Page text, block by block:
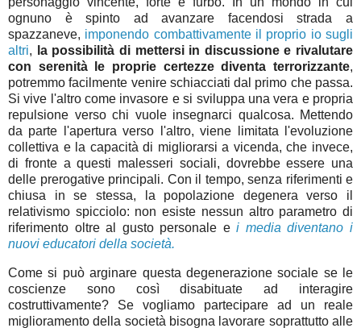
ognuno è spinto ad avanzare facendosi strada a
spazzaneve, imponendo combattivamente il proprio io sugli
altri,
la possibilità di mettersi in discussione e rivalutare
con serenità le proprie certezze diventa terrorizzante,
potremmo facilmente venire schiacciati dal primo che passa.
Si vive l'altro come invasore e si sviluppa una vera e propria
repulsione verso chi vuole insegnarci qualcosa. Mettendo
da parte l'apertura verso l'altro, viene limitata l'evoluzione
collettiva e la capacità di migliorarsi a vicenda, che invece,
di fronte a questi malesseri sociali, dovrebbe essere una
delle prerogative principali. Con il tempo, senza riferimenti e
chiusa in se stessa, la popolazione degenera verso il
relativismo spicciolo: non esiste nessun altro parametro di
riferimento oltre al gusto personale ei media diventano i
nuovi educatori della società.
Come si può arginare questa degenerazione sociale se le
coscienze sono così disabituate ad interagire
costruttivamente? Se vogliamo partecipare ad un reale
miglioramento della società bisogna lavorare soprattutto alle